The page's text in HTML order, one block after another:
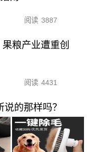
阅读 3887
粮产业遭重创
阅读 4431
的那样吗？